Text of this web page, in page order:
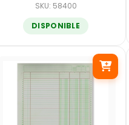
SKU: 58400
DISPONIBLE